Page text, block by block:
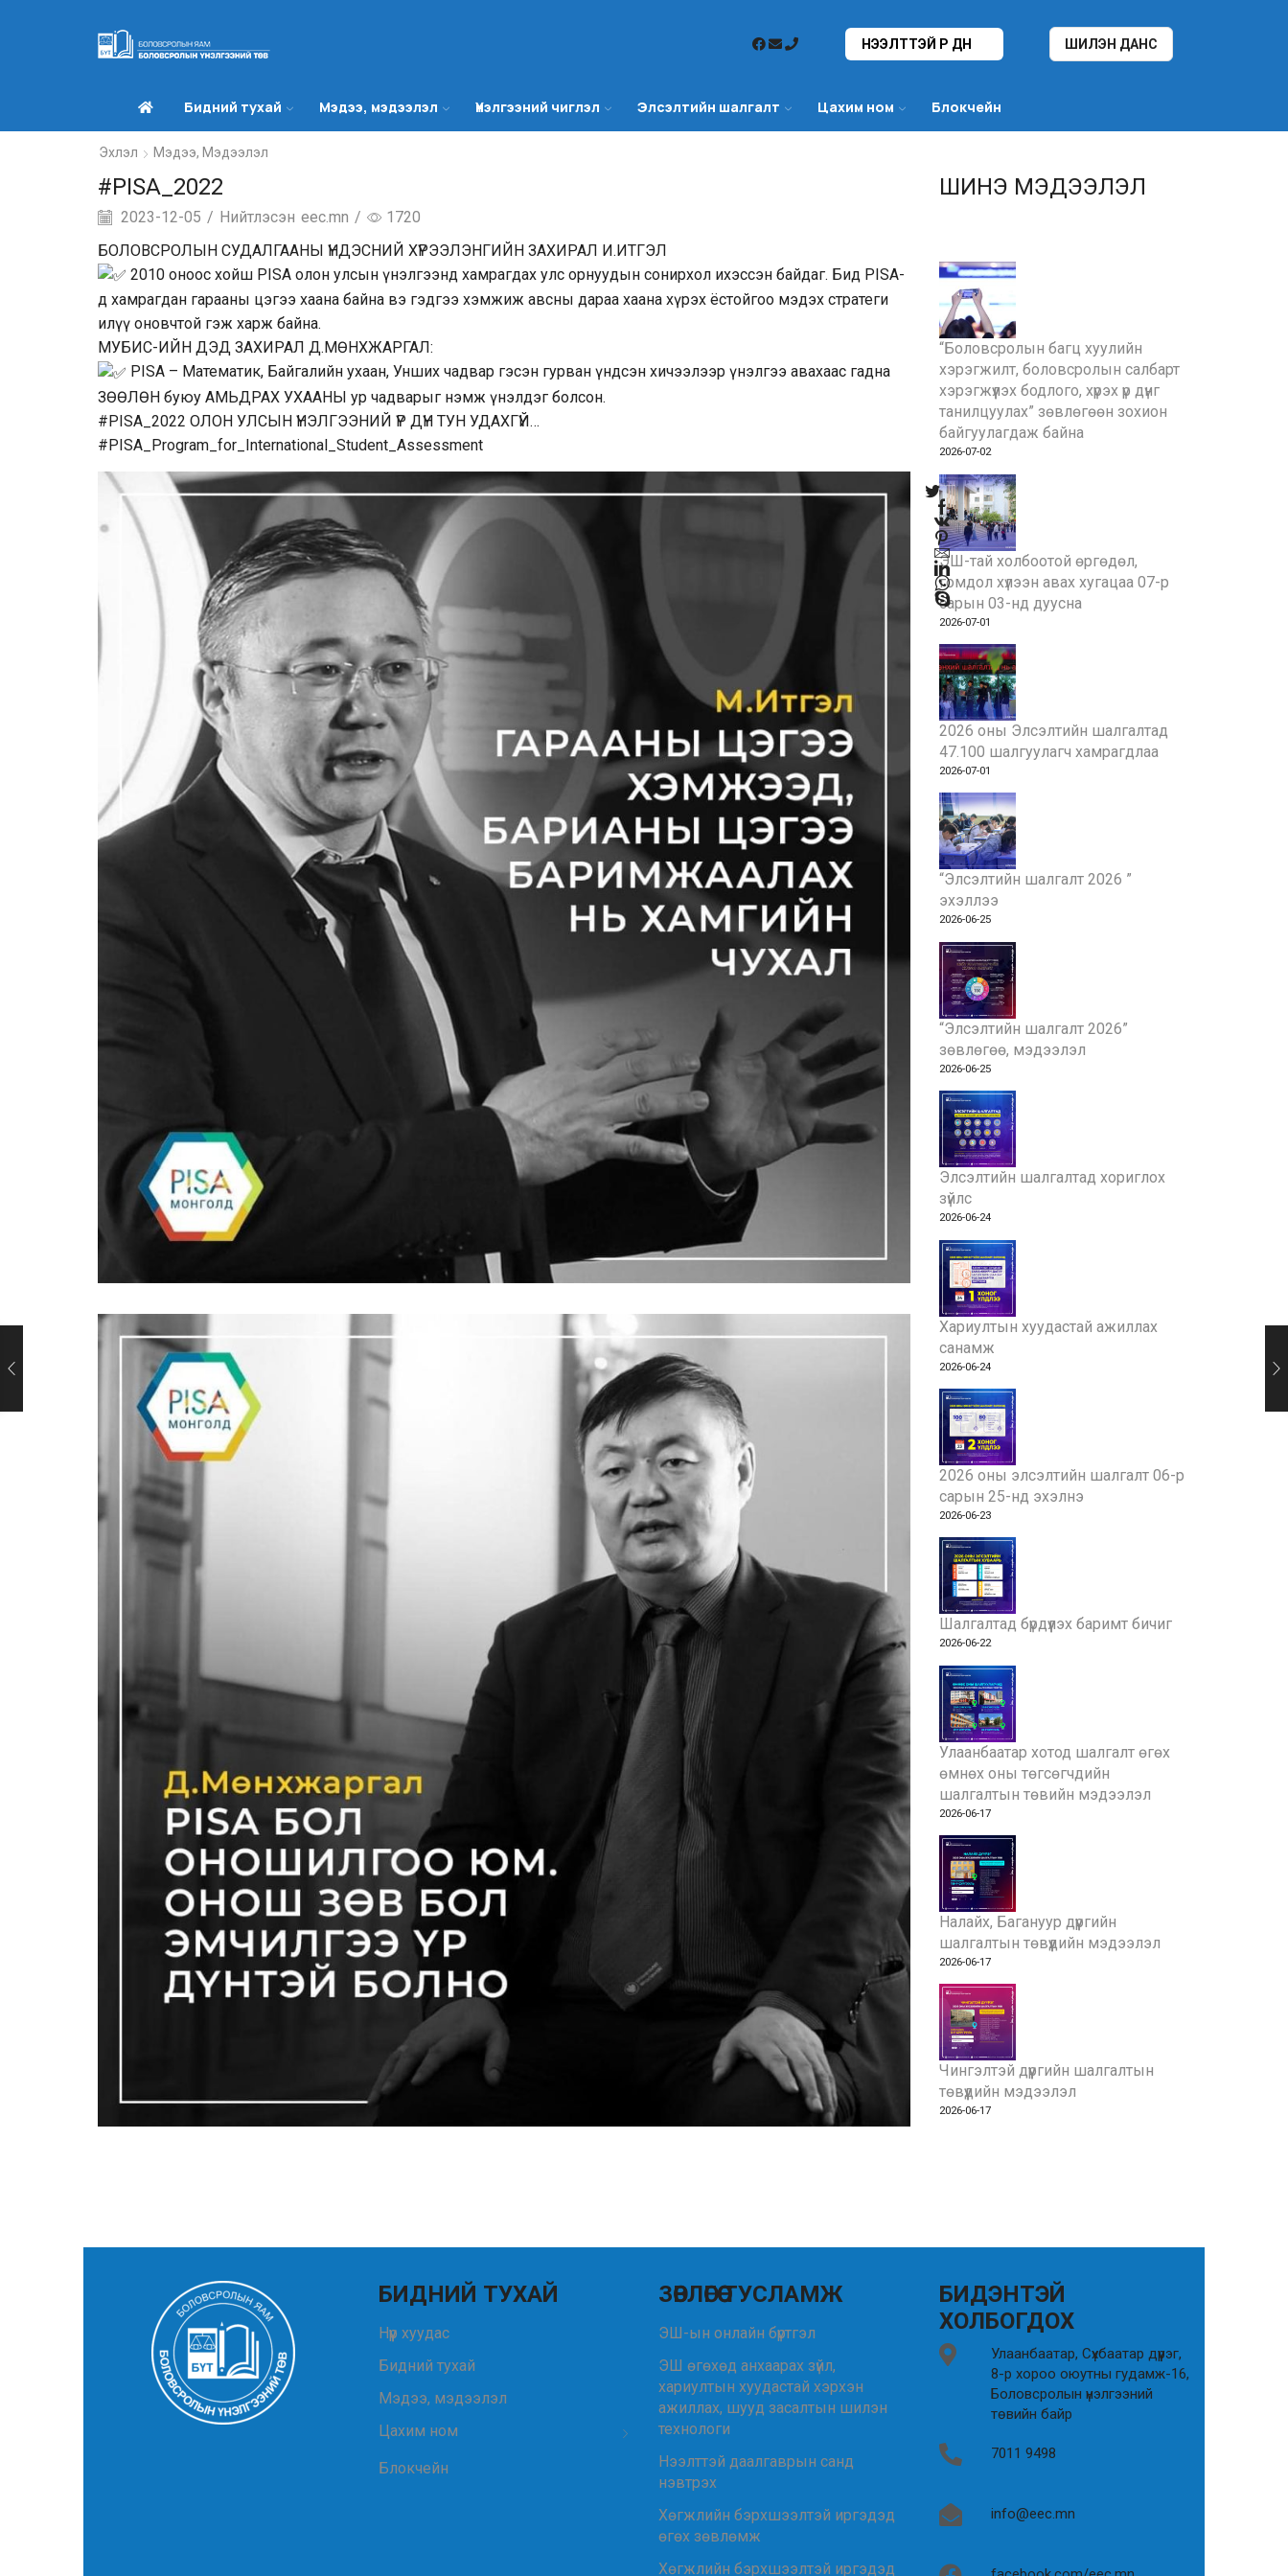
НЭЭЛТТЭЙ ҮР ДҮН ШИЛЭН ДАНС
Бидний тухай Мэдээ, мэдээлэл Үнэлгээний чиглэл Элсэлтийн шалгалт Цахим ном Блокчейн
Эхлэл Мэдээ, Мэдээлэл
#PISA_2022
2023-12-05 / Нийтлэсэн eec.mn /
1720
БОЛОВСРОЛЫН СУДАЛГААНЫ ҮНДЭСНИЙ ХҮРЭЭЛЭНГИЙН ЗАХИРАЛ И.ИТГЭЛ
2010 оноос хойш PISA олон улсын үнэлгээнд хамрагдах улс орнуудын сонирхол ихэссэн байдаг. Бид PISA-
д хамрагдан гарааны цэгээ хаана байна вэ гэдгээ хэмжиж авсны дараа хаана хүрэх ёстойгоо мэдэх стратеги
илүү оновчтой гэж харж байна.
МУБИС-ИЙН ДЭД ЗАХИРАЛ Д.МӨНХЖАРГАЛ:
PISA – Математик, Байгалийн ухаан, Унших чадвар гэсэн гурван үндсэн хичээлээр үнэлгээ авахаас гадна
ЗӨӨЛӨН буюу АМЬДРАХ УХААНЫ ур чадварыг нэмж үнэлдэг болсон.
#PISA_2022 ОЛОН УЛСЫН ҮНЭЛГЭЭНИЙ ҮР ДҮН ТУН УДАХГҮЙ…
#PISA_Program_for_International_Student_Assessment
ШИНЭ МЭДЭЭЛЭЛ
“Боловсролын багц хуулийн
хэрэгжилт, боловсролын салбарт
хэрэгжүүлэх бодлого, хүрэх үр дүнг
танилцуулах” зөвлөгөөн зохион
байгуулагдаж байна
2026-07-02
ЭШ-тай холбоотой өргөдөл,
гомдол хүлээн авах хугацаа 07-р
сарын 03-нд дуусна
2026-07-01
2026 оны Элсэлтийн шалгалтад
47.100 шалгуулагч хамрагдлаа
2026-07-01
“Элсэлтийн шалгалт 2026 ”
эхэллээ
2026-06-25
“Элсэлтийн шалгалт 2026”
зөвлөгөө, мэдээлэл
2026-06-25
Элсэлтийн шалгалтад хориглох
зүйлс
2026-06-24
Хариултын хуудастай ажиллах
санамж
2026-06-24
2026 оны элсэлтийн шалгалт 06-р
сарын 25-нд эхэлнэ
2026-06-23
Шалгалтад бүрдүүлэх баримт бичиг
2026-06-22
Улаанбаатар хотод шалгалт өгөх
өмнөх оны төгсөгчдийн
шалгалтын төвийн мэдээлэл
2026-06-17
Налайх, Багануур дүүргийн
шалгалтын төвүүдийн мэдээлэл
2026-06-17
Чингэлтэй дүүргийн шалгалтын
төвүүдийн мэдээлэл
2026-06-17
БИДНИЙ ТУХАЙ
Нүүр хуудас
Бидний тухай
Мэдээ, мэдээлэл
Цахим ном
Блокчейн
ЗӨВЛӨГӨӨ ТУСЛАМЖ
ЭШ-ын онлайн бүртгэл
ЭШ өгөхөд анхаарах зүйл,
хариултын хуудастай хэрхэн
ажиллах, шууд засалтын шилэн
технологи
Нээлттэй даалгаврын санд
нэвтрэх
Хөгжлийн бэрхшээлтэй иргэдэд
өгөх зөвлөмж
Хөгжлийн бэрхшээлтэй иргэдэд
БИДЭНТЭЙ
ХОЛБОГДОХ
Улаанбаатар, Сүхбаатар дүүрэг,
8-р хороо оюутны гудамж-16,
Боловсролын үнэлгээний
төвийн байр
7011 9498
info@eec.mn